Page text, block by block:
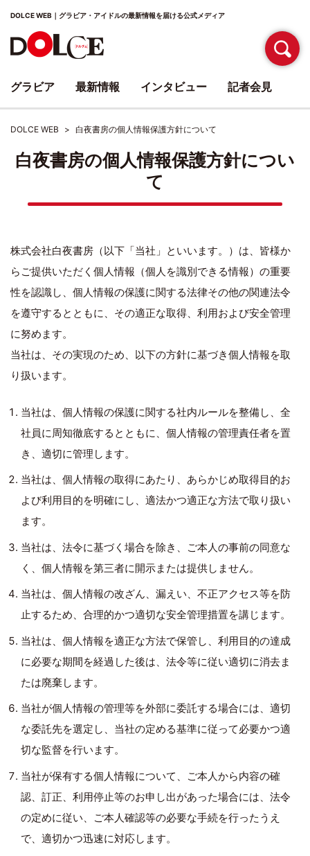
DOLCE WEB｜グラビア・アイドルの最新情報を届ける公式メディア
DOLCE WEB 白夜書房の個人情報保護方針について
白夜書房の個人情報保護方針につい
て
株式会社白夜書房（以下「当社」といいます。）は、皆様か
らご提供いただく個人情報（個人を識別できる情報）の重要
性を認識し、個人情報の保護に関する法律その他の関連法令
を遵守するとともに、その適正な取得、利用および安全管理
に努めます。
当社は、その実現のため、以下の方針に基づき個人情報を取
り扱います。
当社は、個人情報の保護に関する社内ルールを整備し、全
社員に周知徹底するとともに、個人情報の管理責任者を置
き、適切に管理します。
当社は、個人情報の取得にあたり、あらかじめ取得目的お
よび利用目的を明確にし、適法かつ適正な方法で取り扱い
ます。
当社は、法令に基づく場合を除き、ご本人の事前の同意な
く、個人情報を第三者に開示または提供しません。
当社は、個人情報の改ざん、漏えい、不正アクセス等を防
止するため、合理的かつ適切な安全管理措置を講じます。
当社は、個人情報を適正な方法で保管し、利用目的の達成
に必要な期間を経過した後は、法令等に従い適切に消去ま
たは廃棄します。
当社が個人情報の管理等を外部に委託する場合には、適切
な委託先を選定し、当社の定める基準に従って必要かつ適
切な監督を行います。
当社が保有する個人情報について、ご本人から内容の確
認、訂正、利用停止等のお申し出があった場合には、法令
の定めに従い、ご本人確認等の必要な手続を行ったうえ
で、適切かつ迅速に対応します。
グラビア 最新情報 インタビュー 記者会見